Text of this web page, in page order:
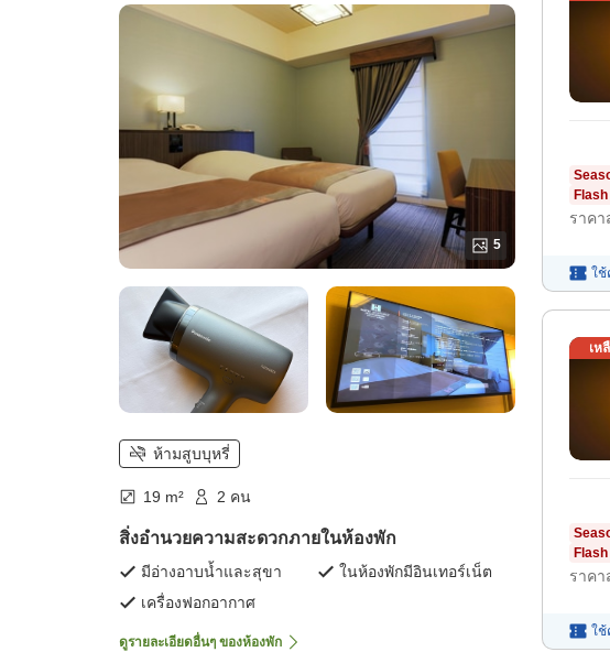
5
ห้ามสูบบุหรี่
19 m² 2 คน
สิ่งอำนวยความสะดวกภายในห้องพัก
มีอ่างอาบน้ำและสุขา
ในห้องพักมีอินเทอร์เน็ต
เครื่องฟอกอากาศ
ดูรายละเอียดอื่นๆ ของห้องพัก
ราคา
ใช้
เห
ราคา
ใช้